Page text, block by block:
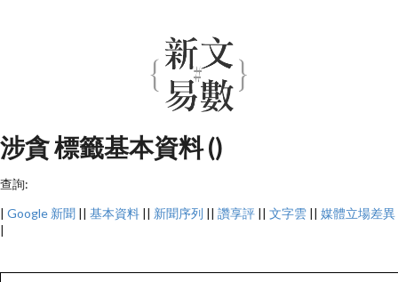
涉貪 標籤基本資料 ()
查詢:
| Google 新聞 || 基本資料 || 新聞序列 || 讚享評 || 文字雲 || 媒體立場差異
|